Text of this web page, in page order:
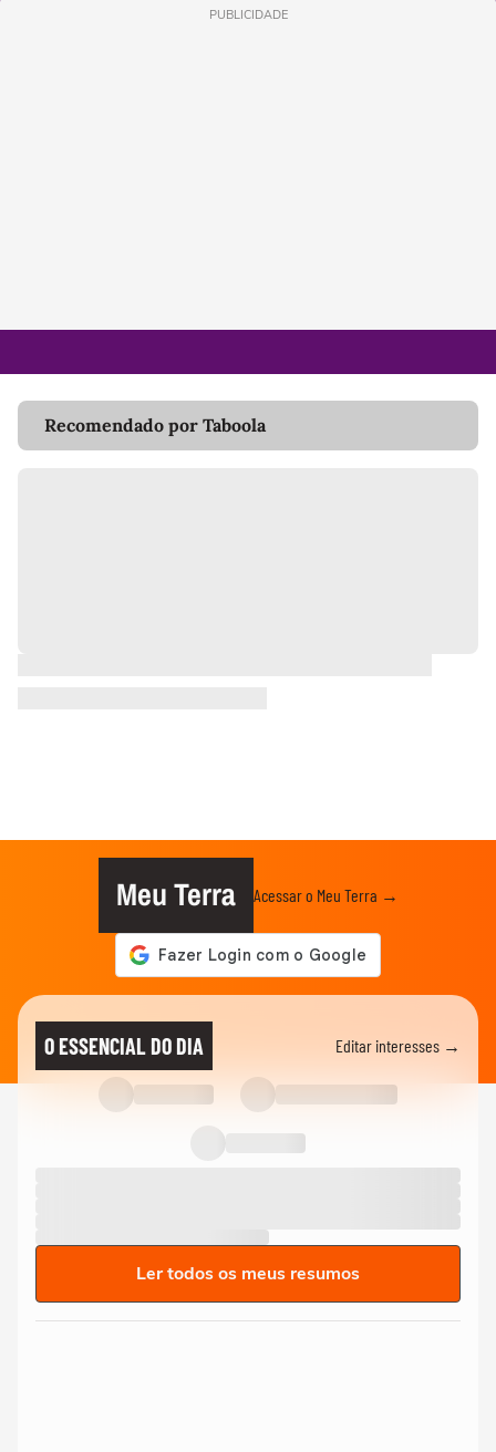
PUBLICIDADE
Recomendado por Taboola
Meu Terra Acessar o Meu Terra →
O ESSENCIAL DO DIA Editar interesses →
Ler todos os meus resumos